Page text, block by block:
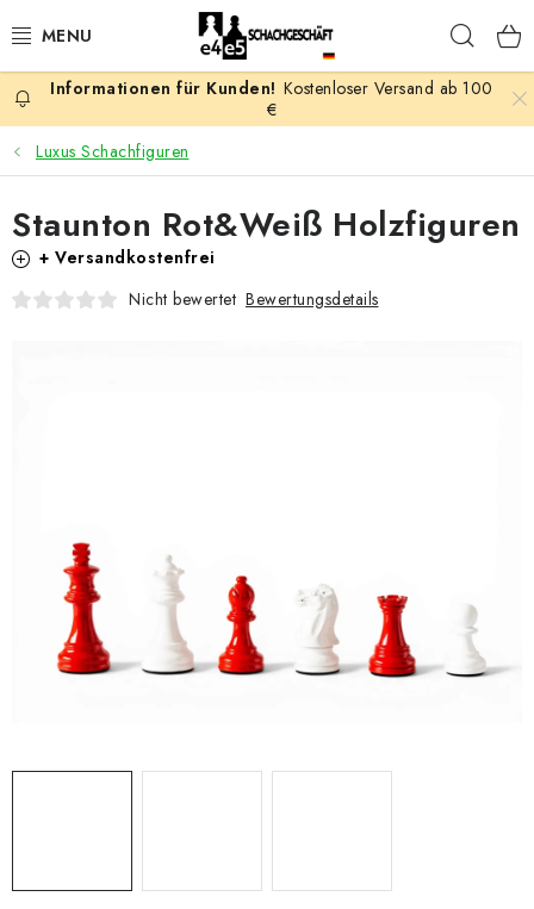
Inhalt
AKTION
SCHACHSPIELE
SCHACHFIGUREN
SCHACHBRETTER
SCHACH-MERCH
SCHACH GESCHENKE
Geschäftsbedingungen
Kostenloser Versand ab 100
€
Luxus Schachfiguren
Staunton Rot&Weiß Holzfiguren
+ Versandkostenfrei
Nicht bewertet Bewertungsdetails